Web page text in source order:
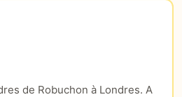
de Robuchon à Londres. A